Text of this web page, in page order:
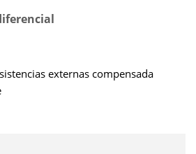
externas compensada